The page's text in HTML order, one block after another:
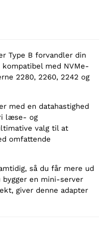
Type B forvandler din
kompatibel med NVMe-
2280, 2260, 2242 og
med en datahastighed
læse- og
valg til at
omfattende
så du får mere ud
bygger en mini-server
giver denne adapter